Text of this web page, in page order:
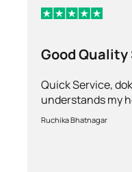
Good Quality
Quick Service,
understands my
and good diagnosis
Ruchika Bhatnagar